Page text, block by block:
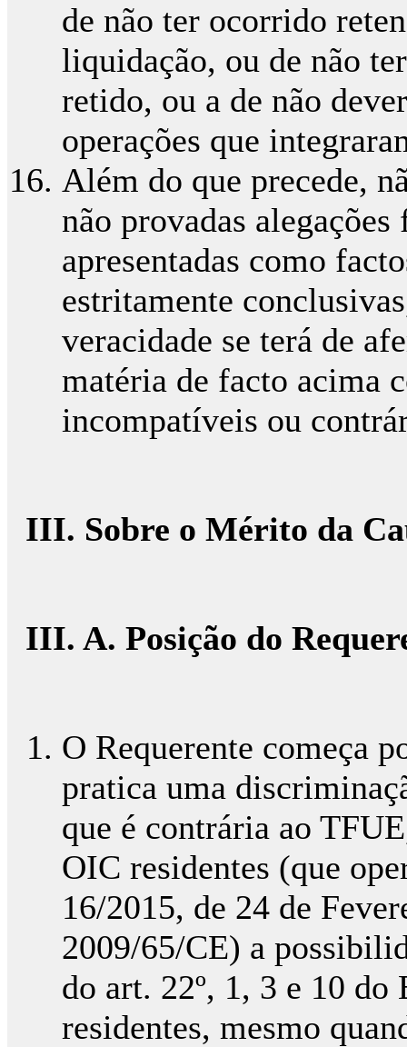
de não ter ocorrido
liquidação, ou de não
retido, ou a de não
operações que
Além do que precede,
não provadas
apresentadas como
estritamente
veracidade se terá de
matéria de facto acima
incompatíveis ou
III. Sobre o Mérito da
III. A. Posição do
O Requerente começa
pratica uma
que é contrária ao
OIC residentes (que
16/2015, de 24 de
2009/65/CE) a
do art. 22º, 1, 3 e 10
residentes, mesmo